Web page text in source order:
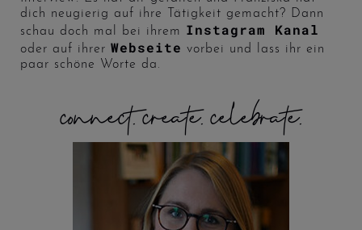
dich neugierig auf ihre Tätigkeit gemacht? Dann
schau doch mal bei ihrem Instagram Kanal
oder auf ihrer Webseite vorbei und lass ihr ein
paar schöne Worte da.
connect. create. celebrate.